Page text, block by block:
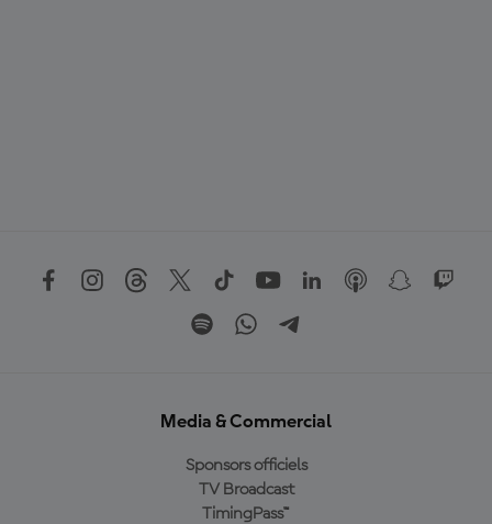
Media & Commercial
Sponsors officiels
TV Broadcast
TimingPass™